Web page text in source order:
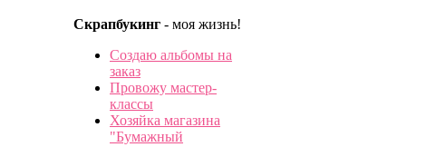
Скрапбукинг - моя жизнь!
Создаю альбомы на
заказ
Провожу мастер-
классы
Хозяйка магазина
"Бумажный